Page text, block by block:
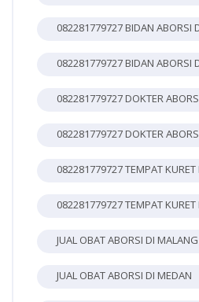
082281779727 BIDAN ABORSI
082281779727 BIDAN ABORSI
082281779727 DOKTER
082281779727 DOKTER
082281779727 TEMPAT
082281779727 TEMPAT KURET
JUAL OBAT ABORSI DI MALANG
JUAL OBAT ABORSI DI MEDAN